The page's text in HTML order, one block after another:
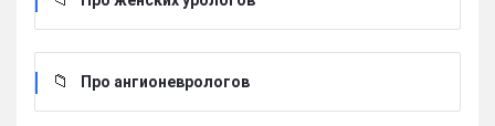
Про ангионеврологов